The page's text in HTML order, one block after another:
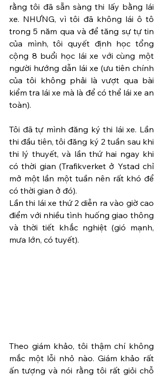
rằng tôi đã sẵn sàng thi lấy bằng lái
xe. NHƯNG, vì tôi đã không lái ô tô
trong 5 năm qua và để tăng sự tự tin
của mình, tôi quyết định học tổng
cộng 8 buổi học lái xe với cùng một
người hướng dẫn lái xe (ưu tiên chính
của tôi không phải là vượt qua bài
kiểm tra lái xe mà là để có thể lái xe an
toàn).
Tôi đã tự mình đăng ký thi lái xe. Lần
thi đầu tiên, tôi đăng ký 2 tuần sau khi
thi lý thuyết, và lần thứ hai ngay khi
có thời gian (Trafikverket ở Ystad chỉ
mở một lần một tuần nên rất khó để
có thời gian ở đó).
Lần thi lái xe thứ 2 diễn ra vào giờ cao
điểm với nhiều tình huống giao thông
và thời tiết khắc nghiệt (gió mạnh,
mưa lớn, có tuyết).
Theo giám khảo, tôi thậm chí không
mắc một lỗi nhỏ nào. Giám khảo rất
ấn tượng và nói rằng tôi rất giỏi chỗ